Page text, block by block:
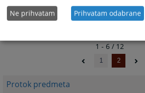
Protok predmeta
1 - 6 / 12
1 2
Ne prihvatam Prihvatam odabrane